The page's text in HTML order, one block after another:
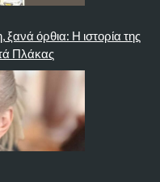
όρθια: Η ιστορία της
Πλάκας